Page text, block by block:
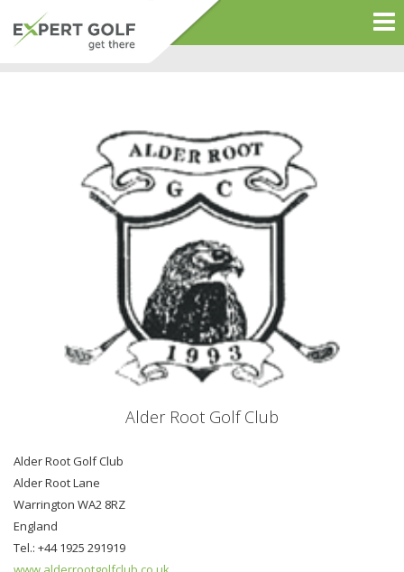
Alder Root Golf Club
Alder Root Golf Club
Alder Root Lane
Warrington WA2 8RZ
England
Tel.: +44 1925 291919